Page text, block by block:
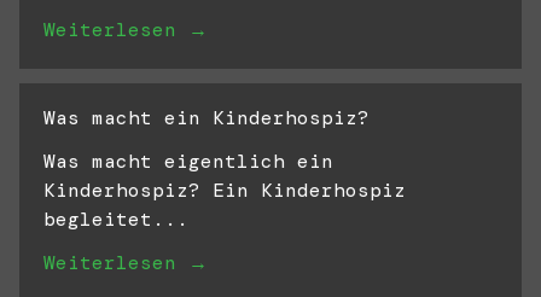
Weiterlesen →
Was macht ein Kinderhospiz?
Was macht eigentlich ein
Kinderhospiz? Ein Kinderhospiz
begleitet...
Weiterlesen →